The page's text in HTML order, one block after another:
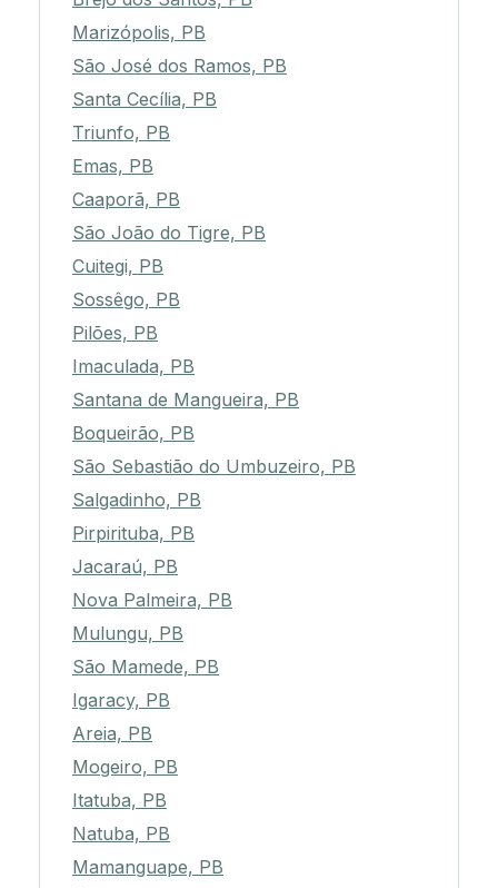
Marizópolis, PB
São José dos Ramos, PB
Santa Cecília, PB
Triunfo, PB
Emas, PB
Caaporã, PB
São João do Tigre, PB
Cuitegi, PB
Sossêgo, PB
Pilões, PB
Imaculada, PB
Santana de Mangueira, PB
Boqueirão, PB
São Sebastião do Umbuzeiro, PB
Salgadinho, PB
Pirpirituba, PB
Jacaraú, PB
Nova Palmeira, PB
Mulungu, PB
São Mamede, PB
Igaracy, PB
Areia, PB
Mogeiro, PB
Itatuba, PB
Natuba, PB
Mamanguape, PB